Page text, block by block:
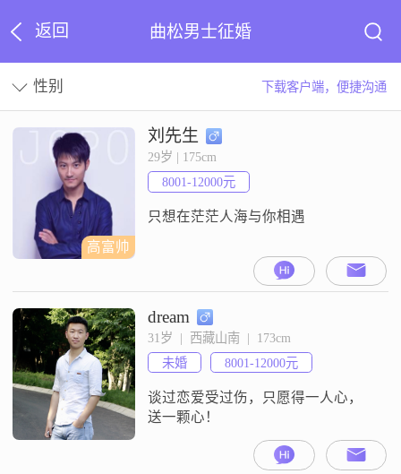
返回 曲松男士征婚
性别 下载客户端，便捷沟通
高富帅
刘先生
29岁 | 175cm
8001-12000元
只想在茫茫人海与你相遇
dream
31岁  |  西藏山南  |  173cm
未婚
8001-12000元
谈过恋爱受过伤，只愿得一人心，
送一颗心！